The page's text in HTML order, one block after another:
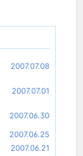
2007.07.08
2007.07.01
2007.06.30
2007.06.25
2007.06.21